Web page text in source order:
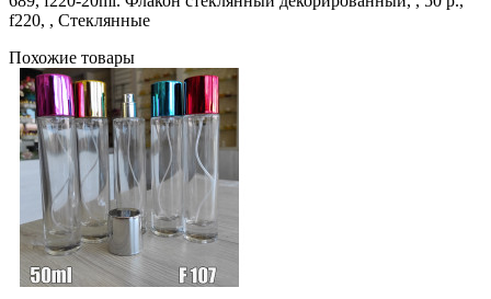
f220, , Стеклянные
Похожие товары